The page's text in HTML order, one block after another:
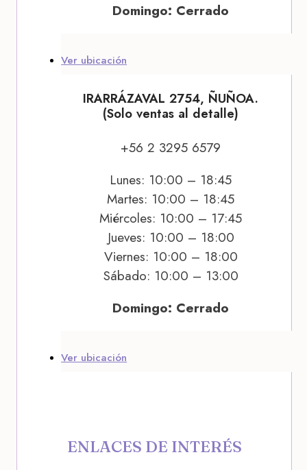
Domingo: Cerrado
Ver ubicación
IRARRÁZAVAL 2754, ÑUÑOA.
(Solo ventas al detalle)
+56 2 3295 6579
Lunes: 10:00 – 18:45
Martes: 10:00 – 18:45
Miércoles: 10:00 – 17:45
Jueves: 10:00 – 18:00
Viernes: 10:00 – 18:00
Sábado: 10:00 – 13:00
Domingo: Cerrado
Ver ubicación
ENLACES DE INTERÉS